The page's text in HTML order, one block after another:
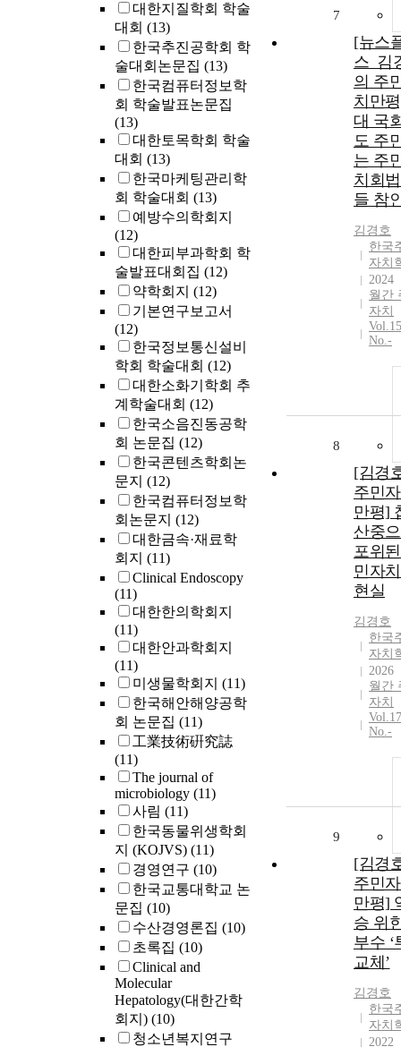
대한지질학회 학술
대회 (13)
한국추진공학회 학
술대회논문집 (13)
한국컴퓨터정보학
회 학술발표논문집
(13)
대한토목학회 학술
대회 (13)
한국마케팅관리학
회 학술대회 (13)
예방수의학회지
(12)
대한피부과학회 학
술발표대회집 (12)
약학회지 (12)
기본연구보고서
(12)
한국정보통신설비
학회 학술대회 (12)
대한소화기학회 추
계학술대회 (12)
한국소음진동공학
회 논문집 (12)
한국콘텐츠학회논
문지 (12)
한국컴퓨터정보학
회논문지 (12)
대한금속·재료학
회지 (11)
Clinical Endoscopy
(11)
대한한의학회지
(11)
대한안과학회지
(11)
미생물학회지 (11)
한국해안해양공학
회 논문집 (11)
工業技術硏究誌
(11)
The journal of
microbiology (11)
사림 (11)
한국동물위생학회
지 (KOJVS) (11)
경영연구 (10)
한국교통대학교 논
문집 (10)
수산경영론집 (10)
초록집 (10)
Clinical and
Molecular
Hepatology(대한간학
회지) (10)
청소년복지연구
7
[뉴스
스_김
의 주
치만
대 국
도 주
는 주
치회
들 참
김경호
한국
자치
2024
월간
자치
No.-
8
[김경
주민
만평]
산중
포위
민자
현실
김경호
한국
자치
2026
월간
자치
No.-
9
[김경
주민
만평]
승 위
부수 ‘
교체’
김경호
한국
자치
2022